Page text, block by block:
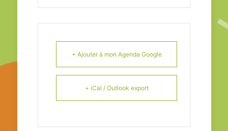
+ Ajouter à mon Agenda Google
+ iCal / Outlook export